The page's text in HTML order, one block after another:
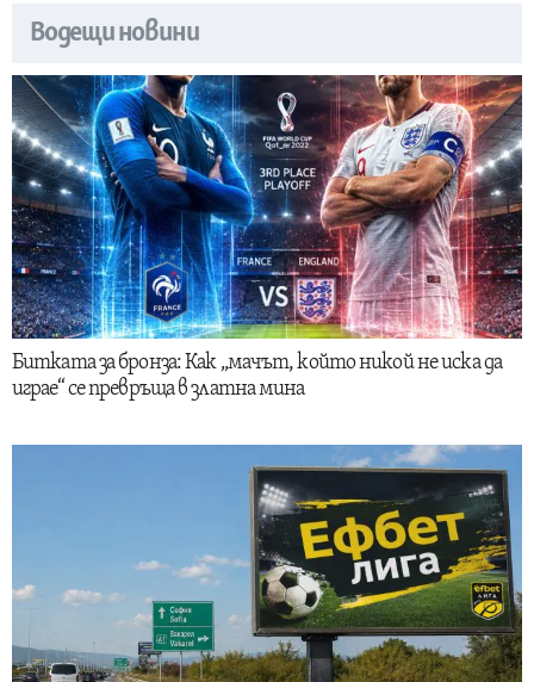
Водещи новини
Битката за бронза: Как „мачът, който никой не иска да
играе“ се превръща в златна мина